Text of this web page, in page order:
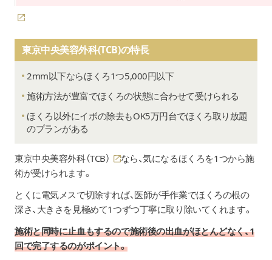
東京中央美容外科(TCB)の特長
2mm以下ならほくろ1つ5,000円以下
施術方法が豊富でほくろの状態に合わせて受けられる
ほくろ以外にイボの除去もOK5万円台でほくろ取り放題
のプランがある
東京中央美容外科（TCB）
なら、気になるほくろを1つから施
術が受けられます。
とくに電気メスで切除すれば、医師が手作業でほくろの根の
深さ、大きさを見極めて1つずつ丁寧に取り除いてくれます。
施術と同時に止血もするので施術後の出血がほとんどなく、1
回で完了するのがポイント。